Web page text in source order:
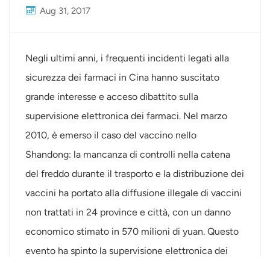
Nederland
عربي
한국어
Ελληνικά
Melayu
Aug 31, 2017
Negli ultimi anni, i frequenti incidenti legati alla
sicurezza dei farmaci in Cina hanno suscitato
grande interesse e acceso dibattito sulla
supervisione elettronica dei farmaci. Nel marzo
2010, è emerso il caso del vaccino nello
Shandong: la mancanza di controlli nella catena
del freddo durante il trasporto e la distribuzione dei
vaccini ha portato alla diffusione illegale di vaccini
non trattati in 24 province e città, con un danno
economico stimato in 570 milioni di yuan. Questo
evento ha spinto la supervisione elettronica dei